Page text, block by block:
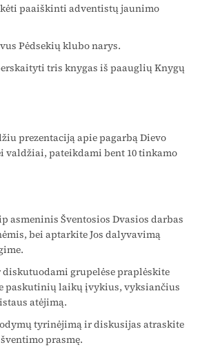
paaiškinti adventistų jaunimo
Pėdsekių klubo narys.
tris knygas iš paauglių Knygų
prezentaciją apie pagarbą Dievo
pateikdami bent 10 tinkamo
asmeninis Šventosios Dvasios darbas
bei aptarkite Jos dalyvavimą
grupelėse praplėskite
paskutinių laikų įvykius, vyksiančius
atėjimą.
tyrinėjimą ir diskusijas atraskite
prasmę.